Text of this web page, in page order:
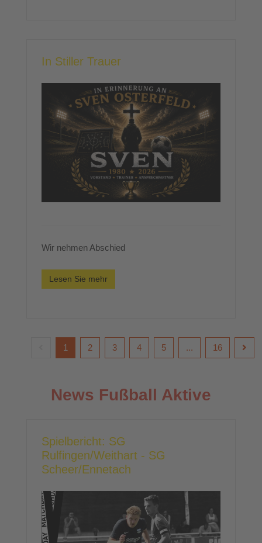
In Stiller Trauer
Wir nehmen Abschied
Lesen Sie mehr
1 2 3 4 5 ... 16
News Fußball Aktive
Spielbericht: SG
Rulfingen/Weithart - SG
Scheer/Ennetach